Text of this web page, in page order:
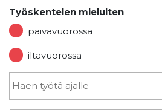
Työskentelen mieluiten
päivävuorossa
iltavuorossa